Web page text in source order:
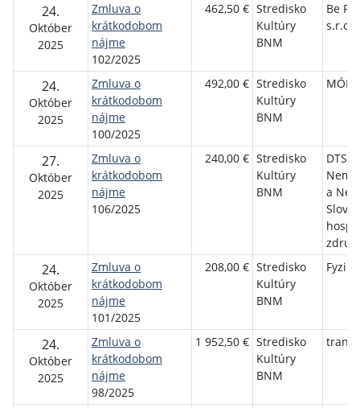
24.
Október
2025
Zmluva o
krátkodobom
nájme
102/2025
462,50 € Stredisko
Kultúry
BNM
Be
s.r.o.
24.
Október
2025
Zmluva o
krátkodobom
nájme
100/2025
492,00 € Stredisko
Kultúry
BNM
27.
Október
2025
Zmluva o
krátkodobom
nájme
106/2025
240,00 € Stredisko
Kultúry
BNM
a
24.
Október
2025
Zmluva o
krátkodobom
nájme
101/2025
208,00 € Stredisko
Kultúry
BNM
24.
Október
2025
Zmluva o
krátkodobom
nájme
98/2025
1 952,50 € Stredisko
Kultúry
BNM